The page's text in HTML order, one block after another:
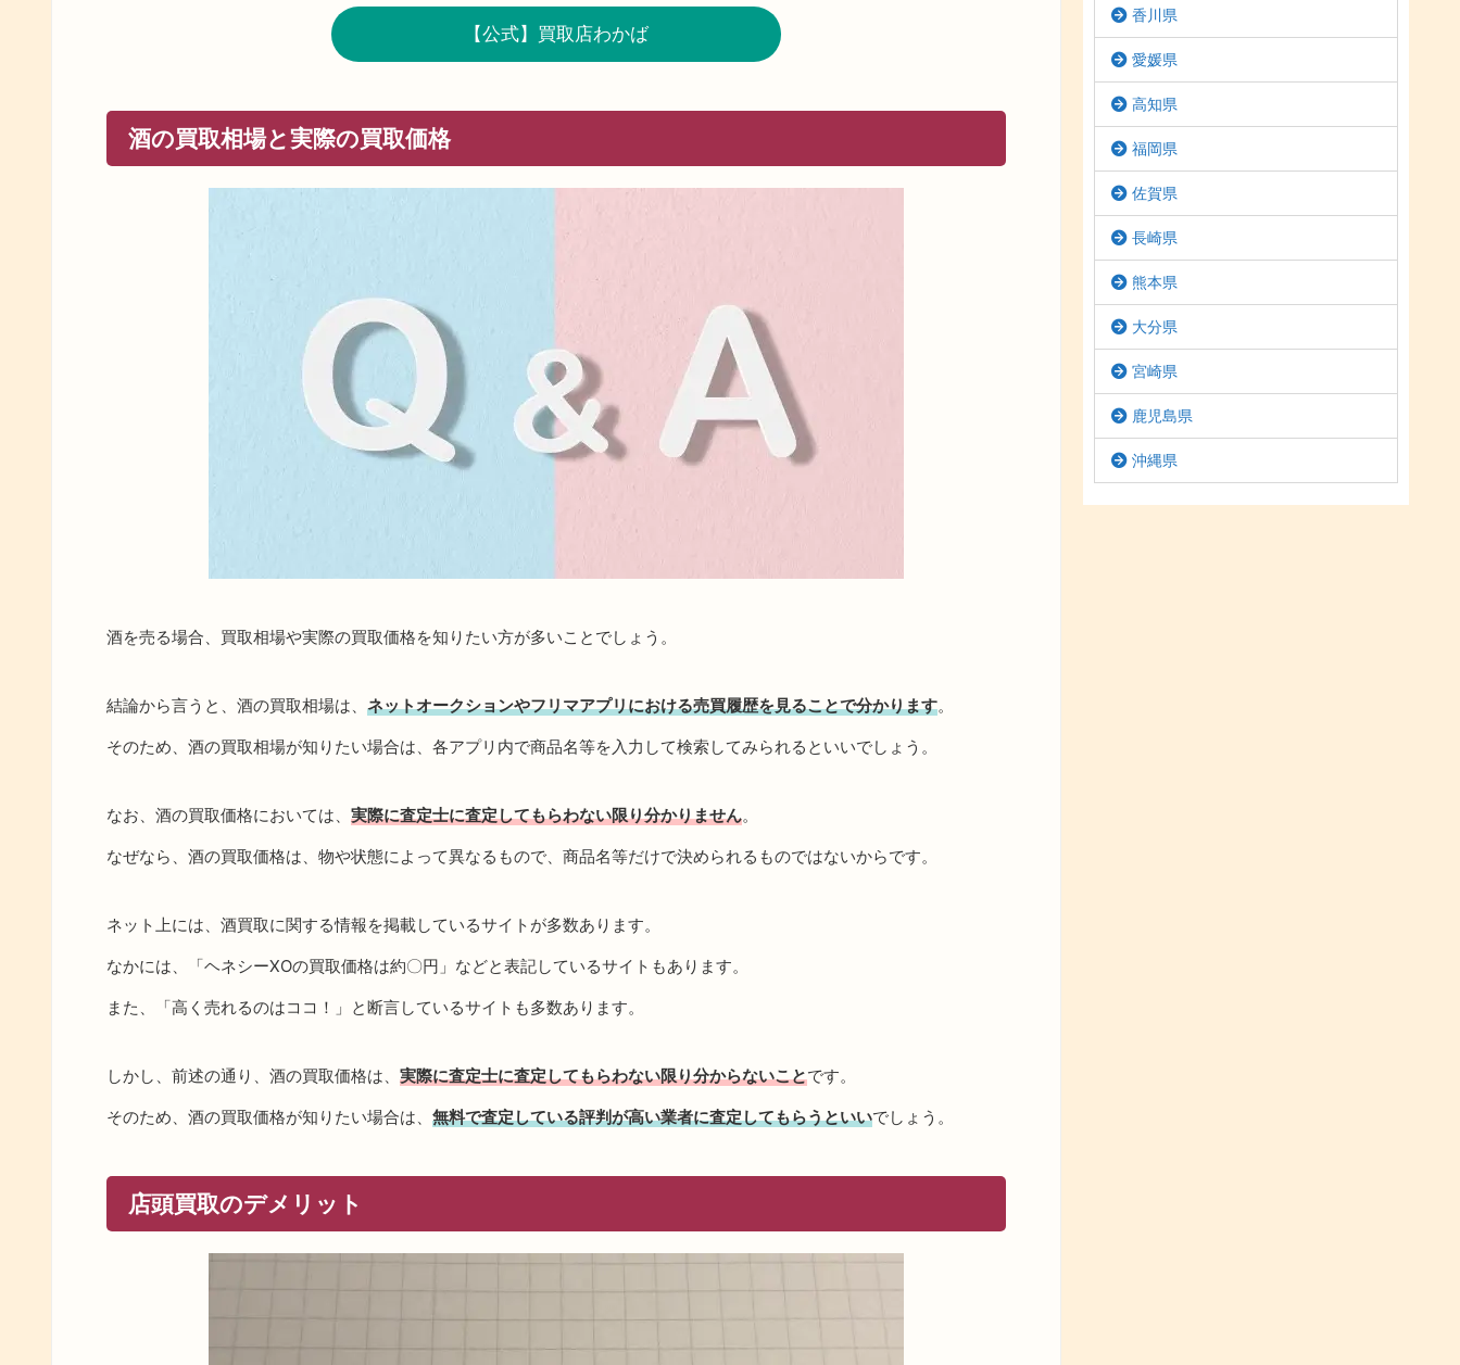
【公式】買取店わかば
酒の買取相場と実際の買取価格
酒を売る場合、買取相場や実際の買取価格を知りたい方が多いことでしょう。
結論から言うと、酒の買取相場は、 ネットオークションやフリマアプリにおける売買履歴を見ることで分かります。
そのため、酒の買取相場が知りたい場合は、各アプリ内で商品名等を入力して検索してみられるといいでしょう。
なお、酒の買取価格においては、 実際に査定士に査定してもらわない限り分かりません。
なぜなら、酒の買取価格は、物や状態によって異なるもので、商品名等だけで決められるものではないからです。
ネット上には、酒買取に関する情報を掲載しているサイトが多数あります。
なかには、「ヘネシーXOの買取価格は約〇円」などと表記しているサイトもあります。
また、「高く売れるのはココ！」と断言しているサイトも多数あります。
しかし、前述の通り、酒の買取価格は、 実際に査定士に査定してもらわない限り分からないことです。
そのため、酒の買取価格が知りたい場合は、 無料で査定している評判が高い業者に査定してもらうといいでしょう。
店頭買取のデメリット
香川県
愛媛県
高知県
福岡県
佐賀県
長崎県
熊本県
大分県
宮崎県
鹿児島県
沖縄県